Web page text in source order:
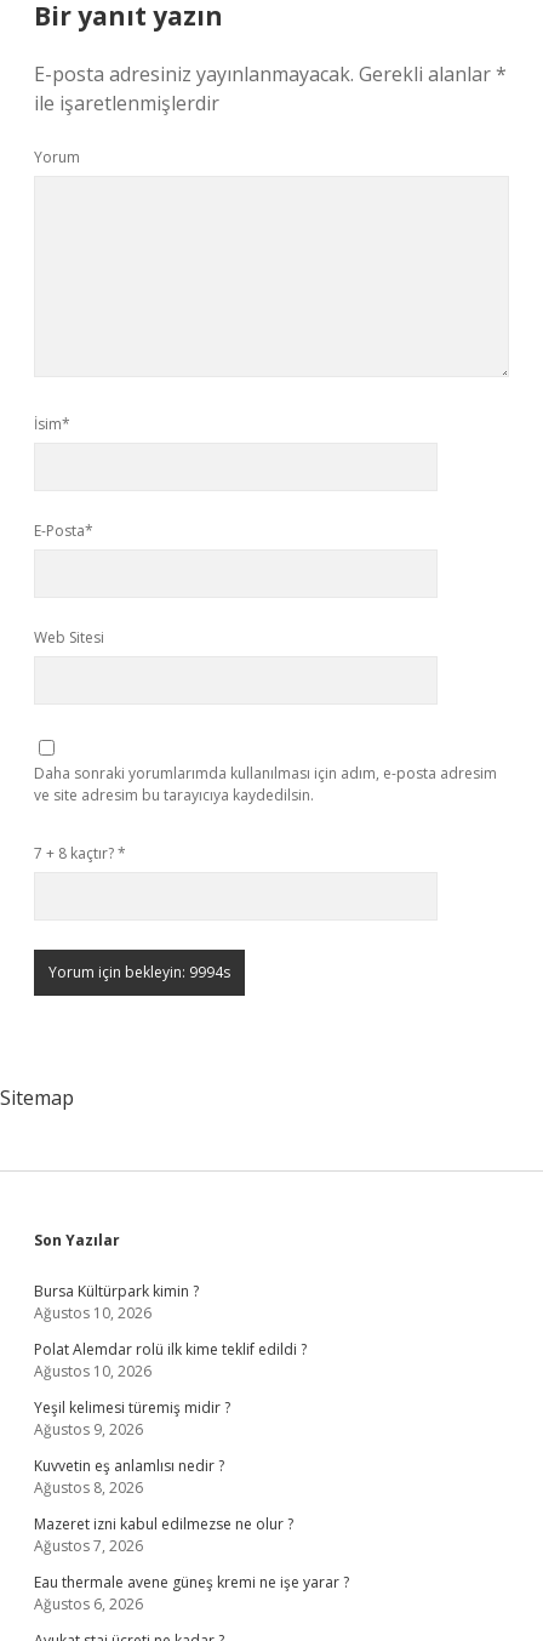
Bir yanıt yazın
E-posta adresiniz yayınlanmayacak. Gerekli alanlar*
ile işaretlenmişlerdir
Yorum
İsim*
E-Posta*
Web Sitesi
Daha sonraki yorumlarımda kullanılması için adım, e-posta adresim
ve site adresim bu tarayıcıya kaydedilsin.
7 + 8 kaçtır?*
Sitemap
Sidebar
Son Yazılar
Bursa Kültürpark kimin ?
Ağustos 10, 2026
Polat Alemdar rolü ilk kime teklif edildi ?
Ağustos 10, 2026
Yeşil kelimesi türemiş midir ?
Ağustos 9, 2026
Kuvvetin eş anlamlısı nedir ?
Ağustos 8, 2026
Mazeret izni kabul edilmezse ne olur ?
Ağustos 7, 2026
Eau thermale avene güneş kremi ne işe yarar ?
Ağustos 6, 2026